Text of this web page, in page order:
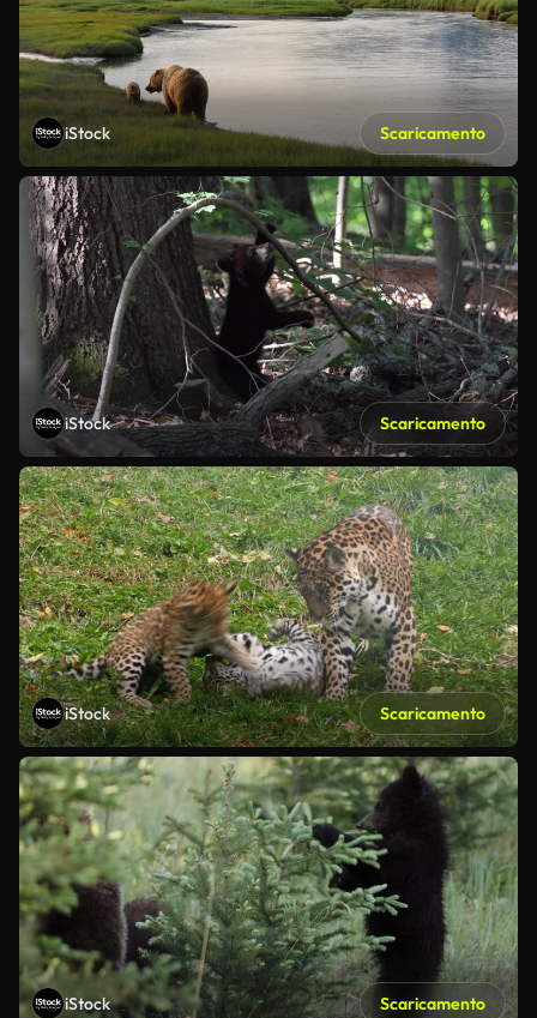
iStock Scaricamento
iStock Scaricamento
iStock Scaricamento
iStock Scaricamento